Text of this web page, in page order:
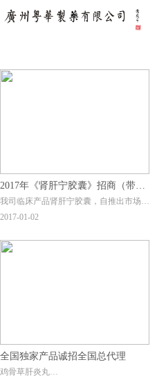
2017年《肾肝宁胶囊》招商（带开
发奖励）
我司临床产品肾肝宁胶囊，自推出市场以
来其疗效切确和服用方便等得到医生和患
广该品种，用强有力的质量保证和优惠政
2017-01-02
全国独家产品诚招全国总代理
鸡骨草肝炎丸